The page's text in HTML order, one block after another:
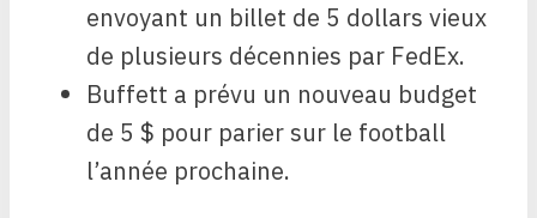
envoyant un billet de 5 dollars vieux
de plusieurs décennies par FedEx.
Buffett a prévu un nouveau budget
de 5 $ pour parier sur le football
l’année prochaine.